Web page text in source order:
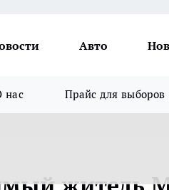
Авто
нас Прайс для выборов